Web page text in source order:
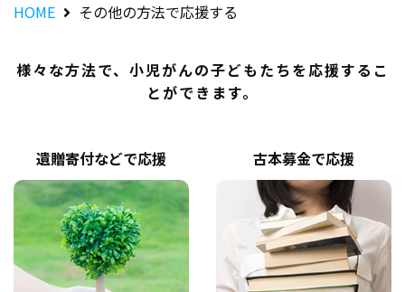
HOME その他の方法で応援する
様々な方法で、小児がんの子どもたちを応援するこ
とができます。
遺贈寄付などで応援 古本募金で応援